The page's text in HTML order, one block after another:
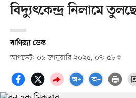
বিদ্যুৎকেন্দ্র নিলামে
বাণিজ্য ডেস্ক
আপডেট: ০৯ জানুয়ারি ২০২৫, ০৭: ৫৮